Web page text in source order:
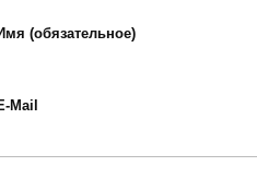
(обязательное)
Mail